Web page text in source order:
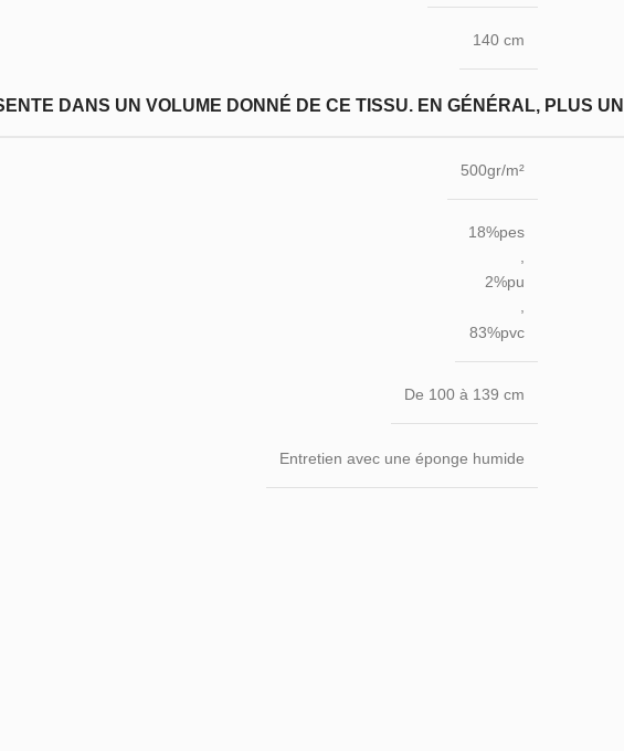
140 cm
DANS UN VOLUME DONNÉ DE CE TISSU. EN GÉNÉRAL, PLUS
500gr/m²
18%pes
2%pu
,
83%pvc
De 100 à 139 cm
Entretien avec une éponge humide